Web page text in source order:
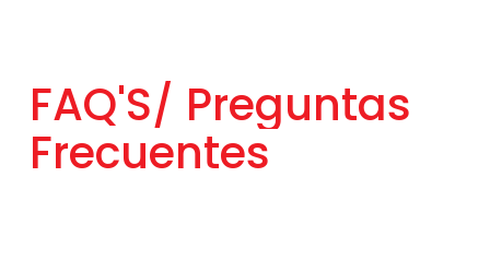
FAQ'S/ Preguntas
Frecuentes